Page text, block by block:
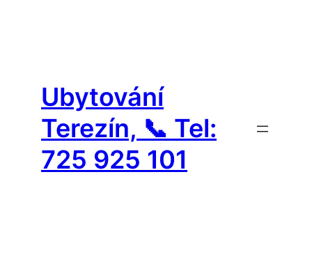
obsah
Ubytování
Terezín, 📞 Tel:
725 925 101